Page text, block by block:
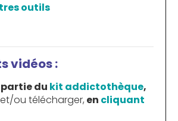
outils
vidéos :
du kit addictothèque,
ou télécharger, en cliquant